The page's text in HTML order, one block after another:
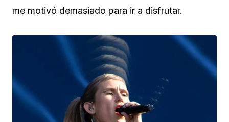
me motivó demasiado para ir a disfrutar.